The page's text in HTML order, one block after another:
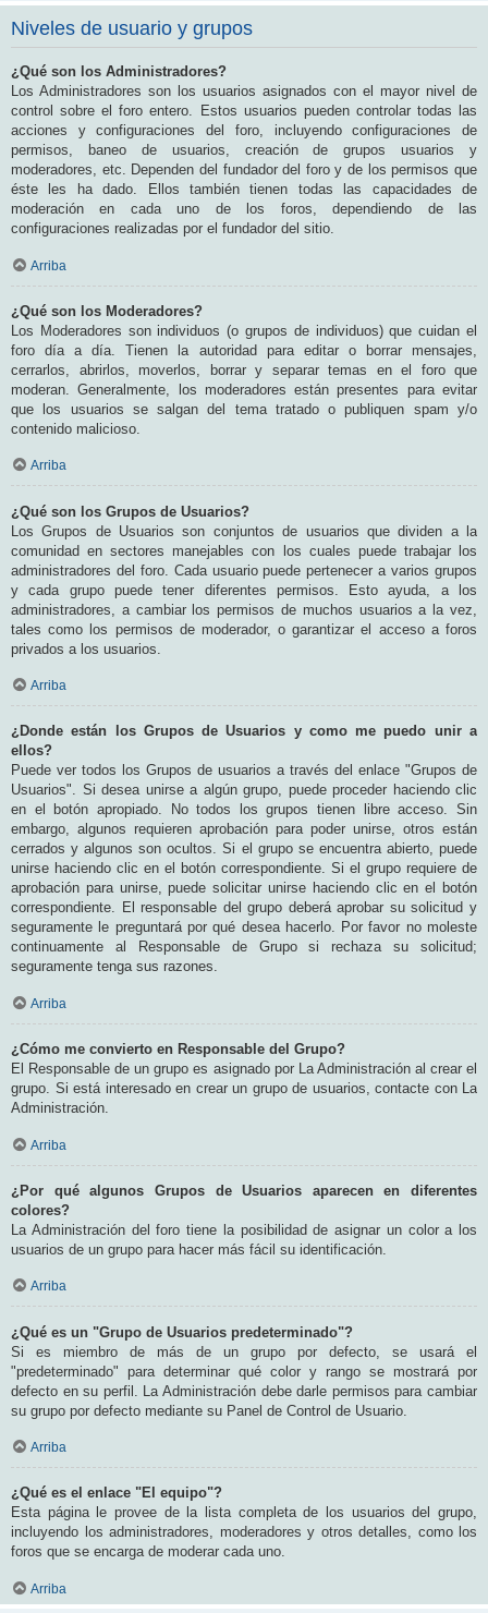
Niveles de usuario y grupos
¿Qué son los Administradores?
Los Administradores son los usuarios asignados con el mayor nivel de
control sobre el foro entero. Estos usuarios pueden controlar todas las
acciones y configuraciones del foro, incluyendo configuraciones de
permisos, baneo de usuarios, creación de grupos usuarios y
moderadores, etc. Dependen del fundador del foro y de los permisos que
éste les ha dado. Ellos también tienen todas las capacidades de
moderación en cada uno de los foros, dependiendo de las
configuraciones realizadas por el fundador del sitio.
Arriba
¿Qué son los Moderadores?
Los Moderadores son individuos (o grupos de individuos) que cuidan el
foro día a día. Tienen la autoridad para editar o borrar mensajes,
cerrarlos, abrirlos, moverlos, borrar y separar temas en el foro que
moderan. Generalmente, los moderadores están presentes para evitar
que los usuarios se salgan del tema tratado o publiquen spam y/o
contenido malicioso.
Arriba
¿Qué son los Grupos de Usuarios?
Los Grupos de Usuarios son conjuntos de usuarios que dividen a la
comunidad en sectores manejables con los cuales puede trabajar los
administradores del foro. Cada usuario puede pertenecer a varios grupos
y cada grupo puede tener diferentes permisos. Esto ayuda, a los
administradores, a cambiar los permisos de muchos usuarios a la vez,
tales como los permisos de moderador, o garantizar el acceso a foros
privados a los usuarios.
Arriba
¿Donde están los Grupos de Usuarios y como me puedo unir a
ellos?
Puede ver todos los Grupos de usuarios a través del enlace "Grupos de
Usuarios". Si desea unirse a algún grupo, puede proceder haciendo clic
en el botón apropiado. No todos los grupos tienen libre acceso. Sin
embargo, algunos requieren aprobación para poder unirse, otros están
cerrados y algunos son ocultos. Si el grupo se encuentra abierto, puede
unirse haciendo clic en el botón correspondiente. Si el grupo requiere de
aprobación para unirse, puede solicitar unirse haciendo clic en el botón
correspondiente. El responsable del grupo deberá aprobar su solicitud y
seguramente le preguntará por qué desea hacerlo. Por favor no moleste
continuamente al Responsable de Grupo si rechaza su solicitud;
seguramente tenga sus razones.
Arriba
¿Cómo me convierto en Responsable del Grupo?
El Responsable de un grupo es asignado por La Administración al crear el
grupo. Si está interesado en crear un grupo de usuarios, contacte con La
Administración.
Arriba
¿Por qué algunos Grupos de Usuarios aparecen en diferentes
colores?
La Administración del foro tiene la posibilidad de asignar un color a los
usuarios de un grupo para hacer más fácil su identificación.
Arriba
¿Qué es un "Grupo de Usuarios predeterminado"?
Si es miembro de más de un grupo por defecto, se usará el
"predeterminado" para determinar qué color y rango se mostrará por
defecto en su perfil. La Administración debe darle permisos para cambiar
su grupo por defecto mediante su Panel de Control de Usuario.
Arriba
¿Qué es el enlace "El equipo"?
Esta página le provee de la lista completa de los usuarios del grupo,
incluyendo los administradores, moderadores y otros detalles, como los
foros que se encarga de moderar cada uno.
Arriba